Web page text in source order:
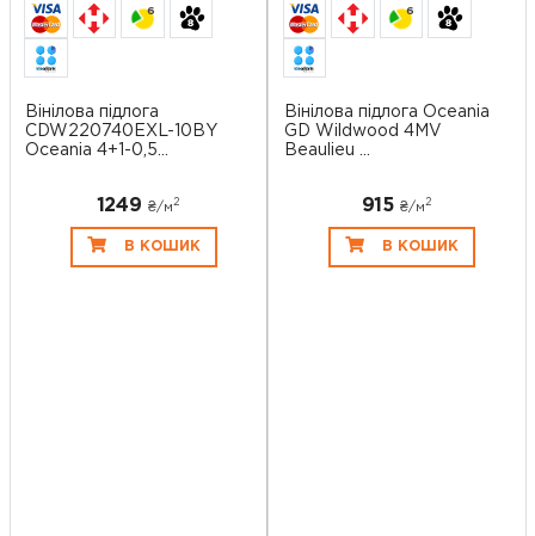
6
Вінілова підлога
CDW220740EXL-10BY
Oceania 4+1-0,5...
1249 ₴/м 2
В КОШИК
6
Вінілова підлога Oceania
GD Wildwood 4MV
Beaulieu ...
915 ₴/м 2
В КОШИК